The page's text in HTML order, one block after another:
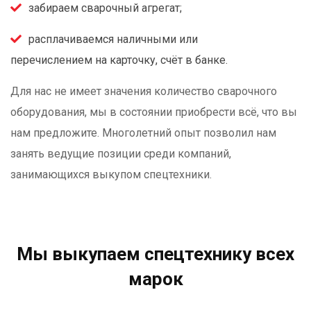
забираем сварочный агрегат;
расплачиваемся наличными или
перечислением на карточку, счёт в банке.
Для нас не имеет значения количество сварочного
оборудования, мы в состоянии приобрести всё, что вы
нам предложите. Многолетний опыт позволил нам
занять ведущие позиции среди компаний,
занимающихся выкупом спецтехники.
Мы выкупаем спецтехнику всех
марок